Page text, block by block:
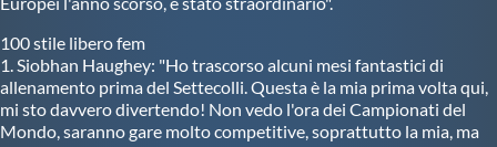
100 stile libero fem
1. Siobhan Haughey: "Ho trascorso alcuni mesi fantastici di
allenamento prima del Settecolli. Questa è la mia prima volta qui,
mi sto davvero divertendo! Non vedo l'ora dei Campionati del
Mondo, saranno gare molto competitive, soprattutto la mia, ma